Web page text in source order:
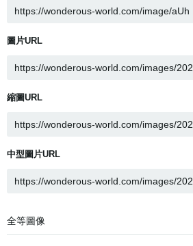
圖片URL
縮圖URL
中型圖片URL
全等圖像